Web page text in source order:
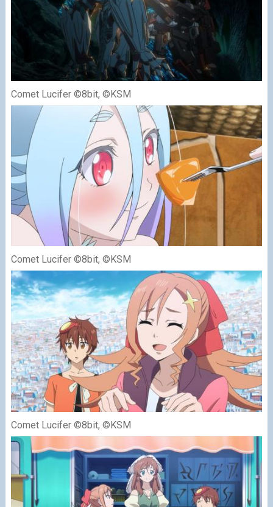
Comet Lucifer ©8bit, ©KSM
Comet Lucifer ©8bit, ©KSM
Comet Lucifer ©8bit, ©KSM